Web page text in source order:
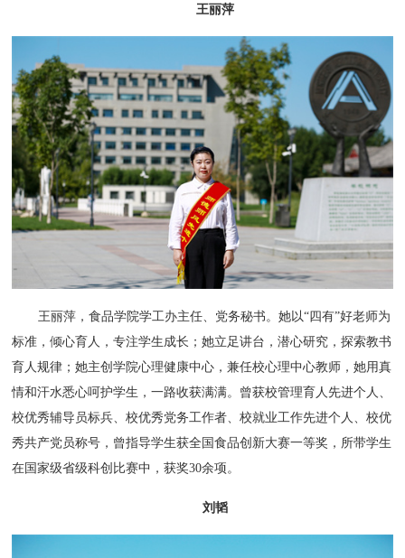
王丽萍
王丽萍，食品学院学工办主任、党务秘书。她以“四有”好老师为
标准，倾心育人，专注学生成长；她立足讲台，潜心研究，探索教书
育人规律；她主创学院心理健康中心，兼任校心理中心教师，她用真
情和汗水悉心呵护学生，一路收获满满。曾获校管理育人先进个人、
校优秀辅导员标兵、校优秀党务工作者、校就业工作先进个人、校优
秀共产党员称号，曾指导学生获全国食品创新大赛一等奖，所带学生
在国家级省级科创比赛中，获奖30余项。
刘韬